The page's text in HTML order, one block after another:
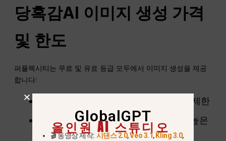
당혹감AI 이미지 생성 가격
및 한도
퍼플렉시티는 무료 및 유료 등급 모두에서 이미지 생성을 제공
합니다:
하루 이미지 생성 할당량 제한
프로 요금제($20/월):더 빈번하고 더 높은
해상도의 생성
GlobalGPT
올인원 AI 스튜디오
🎬 동영상 제작: 시댄스 2.0,Veo 3.1,Kling 3.0,